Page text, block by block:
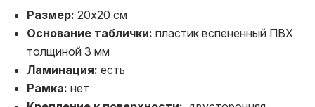
Размер:20х20 см
Основание таблички: пластик вспененный ПВХ
толщиной 3 мм
Ламинация: есть
Рамка: нет